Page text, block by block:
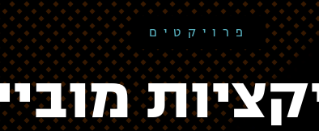
פרויקטים